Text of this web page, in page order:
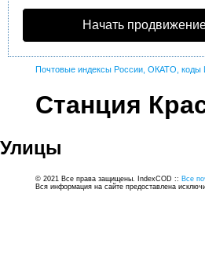
Начать
Почтовые индексы России, ОКАТО,
Станция
Улицы
© 2021 Все права защищены. IndexCOD :: Все
Вся информация на сайте предоставлена